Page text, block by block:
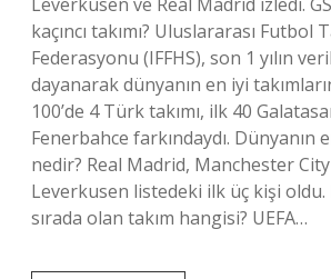
kaçıncı takımı? Uluslararası
Federasyonu (IFFHS), son 1 yılın
dayanarak dünyanın en iyi
100’de 4 Türk takımı, ilk 40
Fenerbahce farkındaydı. Dünyanın
nedir? Real Madrid, Manchester
Leverkusen listedeki ilk üç kişi oldu.
sırada olan takım hangisi? UEFA…